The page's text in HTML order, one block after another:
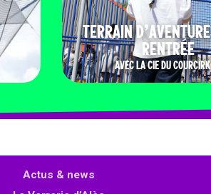
TERRAIN
RENTRÉE
AVEC LA CIE DU
Actus & news